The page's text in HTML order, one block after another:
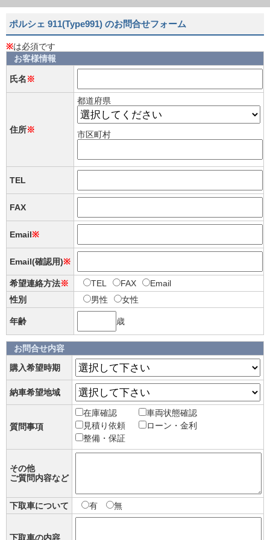
ポルシェ 911(Type991) のお問合せフォーム
※は必須です
お客様情報
氏名※
住所※
都道府県
市区町村
TEL
FAX
Email※
Email(確認用)※
希望連絡方法※ TEL FAX
Email
性別
男性 女性
年齢 歳
お問合せ内容
購入希望時期
納車希望地域
質問事項
在庫確認
車両状態確認
見積り依頼
ローン・金利
整備・保証
その他
ご質問内容など
下取車について 有 無
下取車の内容